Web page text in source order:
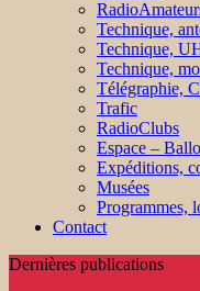
Technique,
Technique,
Technique,
Télégraphie,
Trafic
RadioClubs
Espace –
Expéditions,
Musées
Programmes,
Contact
Dernières publications